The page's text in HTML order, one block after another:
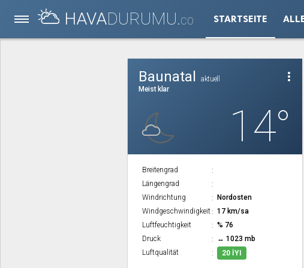
HAVADURUMU.CO STARTSEITE
more_vert
Baunatal
aktuell
Meist klar
14°
Breitengrad
Längengrad
Windrichtung
Nordosten
Windgeschwindigkeit
17 km/sa
Luftfeuchtigkeit
% 76
Druck
↔ 1023 mb
Luftqualität
20 İYI